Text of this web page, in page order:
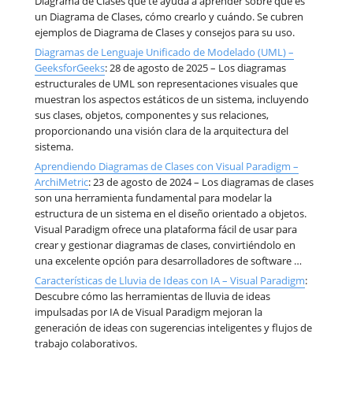
un Diagrama de Clases, cómo crearlo y cuándo. Se cubren
ejemplos de Diagrama de Clases y consejos para su uso.
Diagramas de Lenguaje Unificado de Modelado (UML) –
GeeksforGeeks: 28 de agosto de 2025 – Los diagramas
estructurales de UML son representaciones visuales que
muestran los aspectos estáticos de un sistema, incluyendo
sus clases, objetos, componentes y sus relaciones,
proporcionando una visión clara de la arquitectura del
sistema.
Aprendiendo Diagramas de Clases con Visual Paradigm –
ArchiMetric: 23 de agosto de 2024 – Los diagramas de clases
son una herramienta fundamental para modelar la
estructura de un sistema en el diseño orientado a objetos.
Visual Paradigm ofrece una plataforma fácil de usar para
crear y gestionar diagramas de clases, convirtiéndolo en
una excelente opción para desarrolladores de software …
Características de Lluvia de Ideas con IA – Visual Paradigm:
Descubre cómo las herramientas de lluvia de ideas
impulsadas por IA de Visual Paradigm mejoran la
generación de ideas con sugerencias inteligentes y flujos de
trabajo colaborativos.